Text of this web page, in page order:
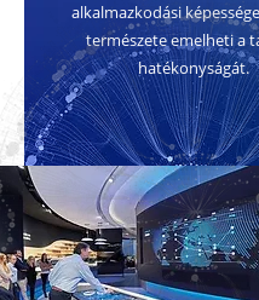
alkalmazkodási
természete emelheti a
hatékonyságát.